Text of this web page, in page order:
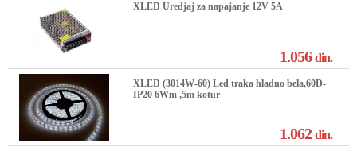
XLED Uredjaj za napajanje 12V 5A
1.056din.
XLED (3014W-60) Led traka hladno bela,60D-
IP20 6Wm ,5m kotur
1.062din.